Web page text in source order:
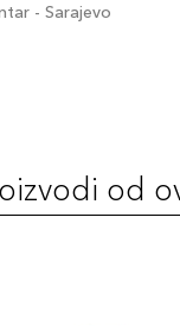
- Sarajevo
od